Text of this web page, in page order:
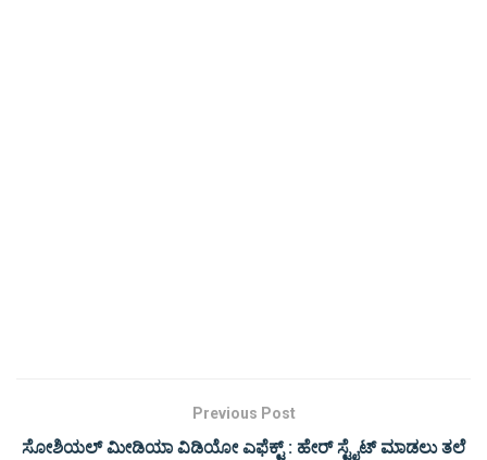
Previous Post
ಸೋಶಿಯಲ್ ಮೀಡಿಯಾ ವಿಡಿಯೋ ಎಫೆಕ್ಟ್ : ಹೇರ್ ಸ್ಟೈಟ್ ಮಾಡಲು ತಲೆ